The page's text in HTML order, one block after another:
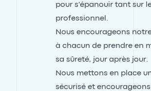
pour s'épanouir tant sur
professionnel.
Nous encourageons
à chacun de prendre en
sa sûreté, jour après jour.
Nous mettons en place
sécurisé et